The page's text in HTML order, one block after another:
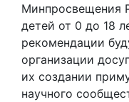
Минпросвещения
детей от 0 до 18
рекомендации
организации
их создании
научного